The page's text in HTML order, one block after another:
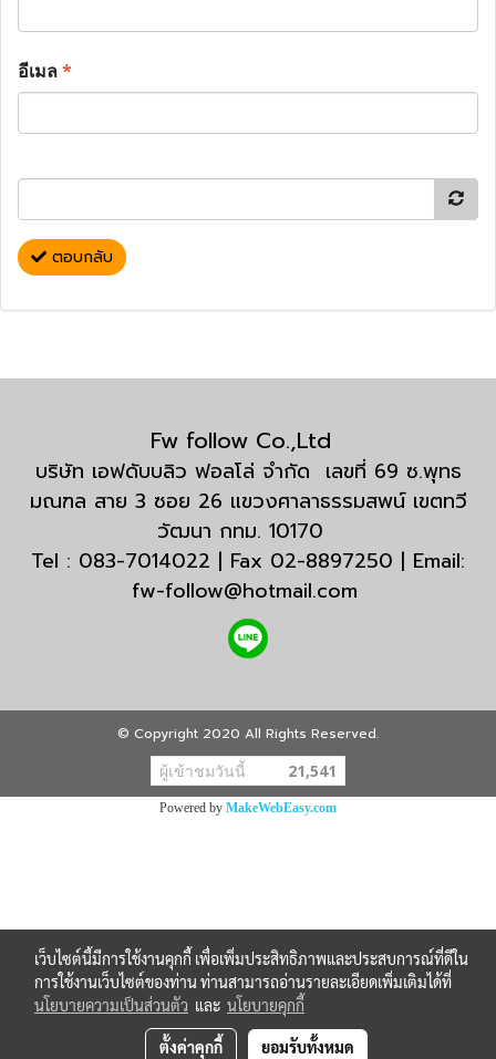
อีเมล*
ตอบกลับ
Fw follow Co.,Ltd
บริษัท เอฟดับบลิว ฟอลโล่ จำกัด เลขที่ 69 ซ.พุทธ
มณฑล สาย 3 ซอย 26 แขวงศาลาธรรมสพน์ เขตทวี
วัฒนา กทม. 10170
Tel : 083-7014022 | Fax 02-8897250 | Email:
fw-follow@hotmail.com
© Copyright 2020 All Rights Reserved.
ผู้เข้าชมวันนี้ 21,541
Powered by MakeWebEasy.com
เว็บไซต์นี้มีการใช้งานคุกกี้ เพื่อเพิ่มประสิทธิภาพและประสบการณ์ที่ดีใน
การใช้งานเว็บไซต์ของท่าน ท่านสามารถอ่านรายละเอียดเพิ่มเติมได้ที่
นโยบายความเป็นส่วนตัว และ นโยบายคุกกี้
ตั้งค่าคุกกี้ ยอมรับทั้งหมด